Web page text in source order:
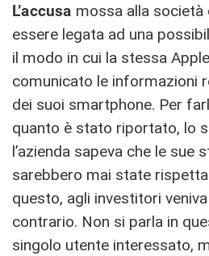
L’accusa mossa alla
essere legata ad una
il modo in cui la stessa
comunicato le informazioni
dei suoi smartphone. Per
quanto è stato riportato, lo
l’azienda sapeva che le sue
sarebbero mai state
questo, agli investitori
contrario. Non si parla in
singolo utente interessato,